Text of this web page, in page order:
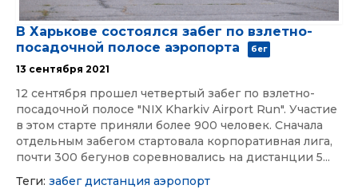
В Харькове состоялся забег по взлетно-
посадочной полосе аэропорта
бег
13 сентября 2021
12 сентября прошел четвертый забег по взлетно-
посадочной полосе "NIX Kharkiv Airport Run". Участие
в этом старте приняли более 900 человек. Сначала
отдельным забегом стартовала корпоративная лига,
почти 300 бегунов соревновались на дистанции 5...
Теги: забег дистанция аэропорт